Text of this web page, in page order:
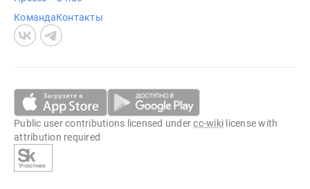
КомандаКонтакты
Public user contributions licensed undercc-wiki license with
attribution required